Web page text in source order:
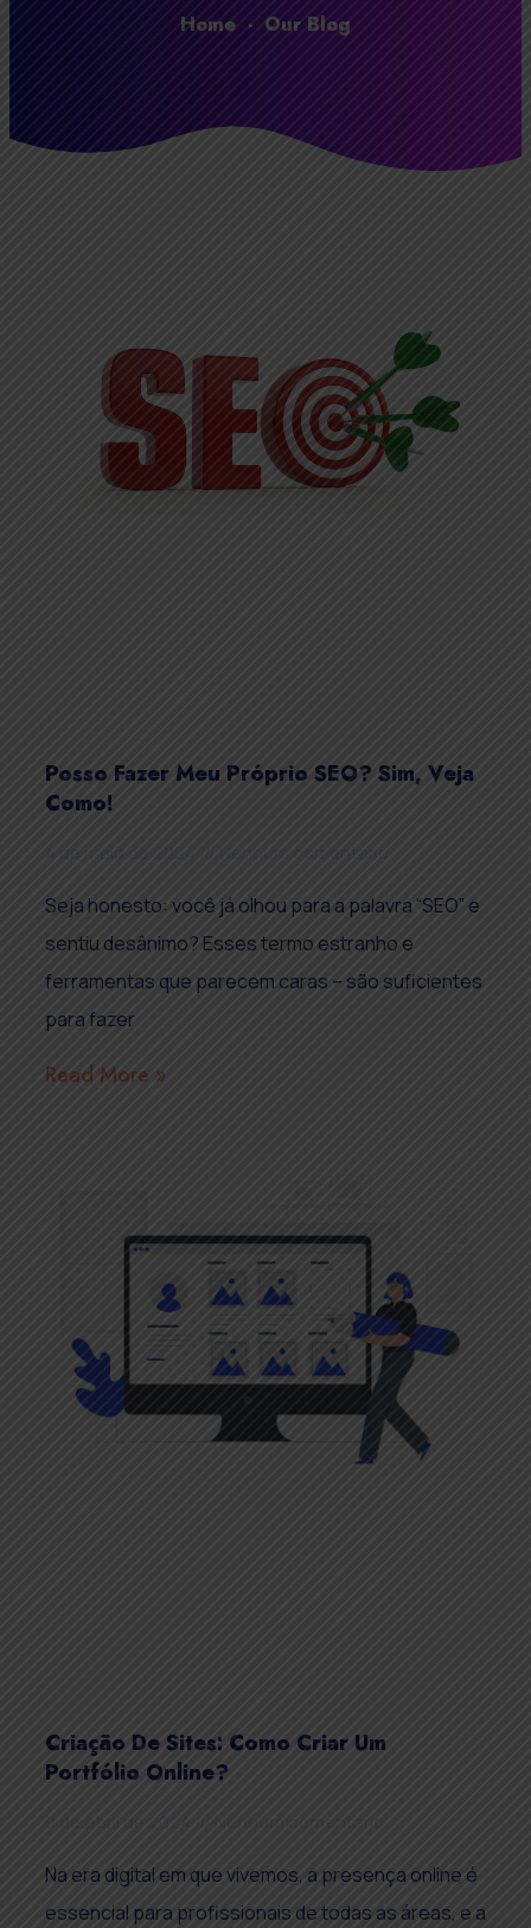
Home - Our Blog
Posso Fazer Meu Próprio SEO? Sim, Veja
Como!
Seja honesto: você já olhou para a palavra “SEO” e
sentiu desânimo? Esses termo estranho e
ferramentas que parecem caras – são suficientes
para fazer
Read More »
Criação De Sites: Como Criar Um
Portfólio Online?
Na era digital em que vivemos, a presença online é
essencial para profissionais de todas as áreas, e a